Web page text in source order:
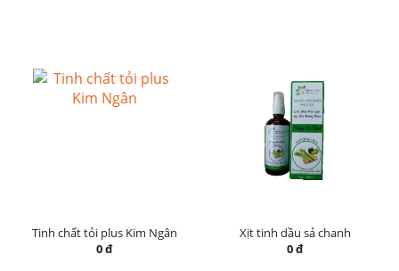
Tinh chất tỏi plus Kim Ngân
0 đ
Xịt tinh dầu sả chanh
0 đ